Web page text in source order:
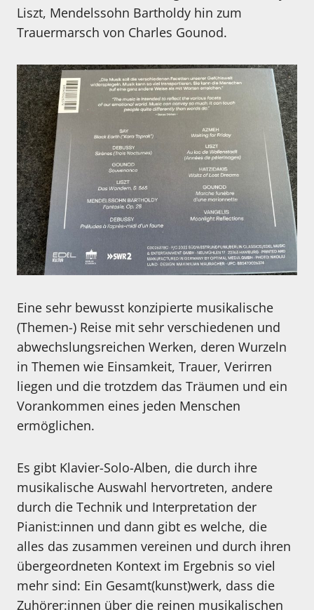
Liszt, Mendelssohn Bartholdy hin zum
Trauermarsch von Charles Gounod.
Eine sehr bewusst konzipierte musikalische
(Themen-) Reise mit sehr verschiedenen und
abwechslungsreichen Werken, deren Wurzeln
in Themen wie Einsamkeit, Trauer, Verirren
liegen und die trotzdem das Träumen und ein
Vorankommen eines jeden Menschen
ermöglichen.
Es gibt Klavier-Solo-Alben, die durch ihre
musikalische Auswahl hervortreten, andere
durch die Technik und Interpretation der
Pianist:innen und dann gibt es welche, die
alles das zusammen vereinen und durch ihren
übergeordneten Kontext im Ergebnis so viel
mehr sind: Ein Gesamt(kunst)werk, dass die
Zuhörer:innen über die reinen musikalischen